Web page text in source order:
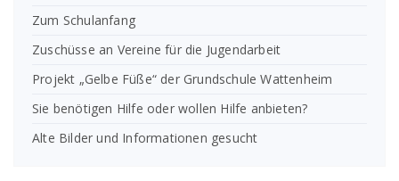
Zum Schulanfang
Zuschüsse an Vereine für die Jugendarbeit
Projekt „Gelbe Füße“ der Grundschule Wattenheim
Sie benötigen Hilfe oder wollen Hilfe anbieten?
Alte Bilder und Informationen gesucht